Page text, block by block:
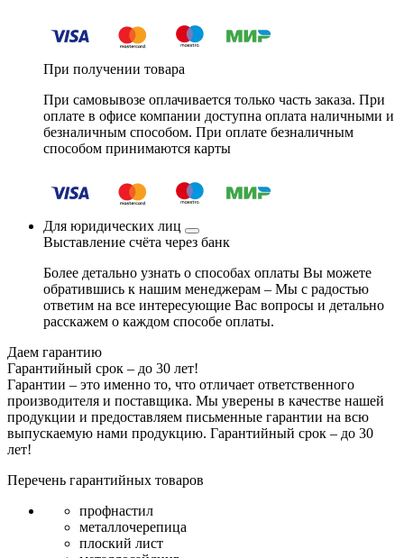
При получении товара
При самовывозе оплачивается только часть заказа. При
оплате в офисе компании доступна оплата наличными и
безналичным способом. При оплате безналичным
способом принимаются карты
Для юридических лиц
Выставление счёта через банк
Более детально узнать о способах оплаты Вы можете
обратившись к нашим менеджерам – Мы с радостью
ответим на все интересующие Вас вопросы и детально
расскажем о каждом способе оплаты.
Даем гарантию
Гарантийный срок – до 30 лет!
Гарантии – это именно то, что отличает ответственного
производителя и поставщика. Мы уверены в качестве нашей
продукции и предоставляем письменные гарантии на всю
выпускаемую нами продукцию. Гарантийный срок – до 30
лет!
Перечень гарантийных товаров
профнастил
металлочерепица
плоский лист